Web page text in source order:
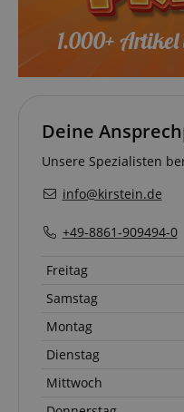
Deine
Unsere Spezialisten
info@kirstein.de
+49-8861-909494-0
Freitag
Samstag
Montag
Dienstag
Mittwoch
Statistik
Statistik-Cookies
Cookies. Diese
Cookie
Anbieter /
zoovu-
91347